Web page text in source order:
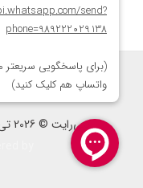
کپی‌رایت © 2026 تی تی گیفت. کلیه حقوق محفوظ است.